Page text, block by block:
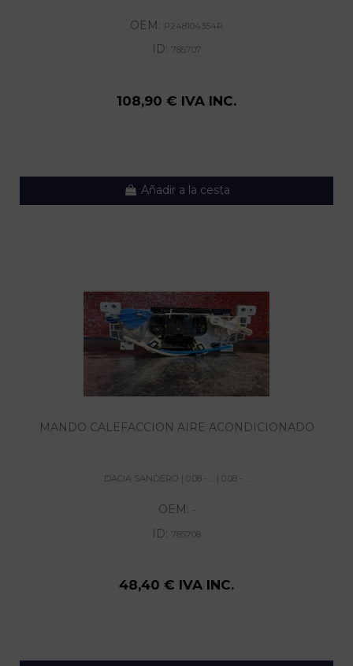
OEM: P248104354R
ID: 785707
108,90 € IVA INC.
Añadir a la cesta
MANDO CALEFACCION AIRE ACONDICIONADO
DACIA SANDERO | 0.08 - ... | 0.08 - ...
OEM: -
ID: 785708
48,40 € IVA INC.